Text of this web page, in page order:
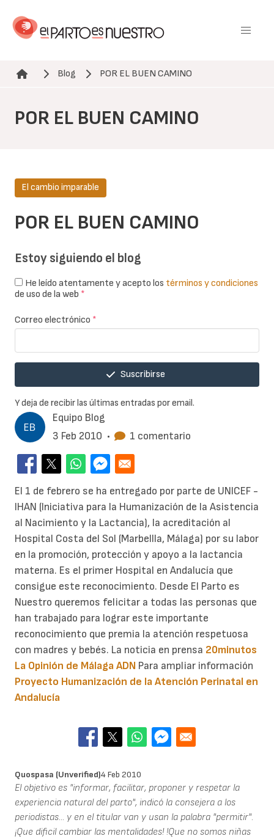
contenido
Ruta de navegación
Blog POR EL BUEN CAMINO
POR EL BUEN CAMINO
Equipo Blog
3 Feb 2010 • 1 comentario
POR EL BUEN CAMINO
El cambio imparable
El 1 de febrero se ha entregado por parte de UNICEF -
IHAN (Iniciativa para la Humanización de la Asistencia
al Nacimiento y la Lactancia), la acreditación al
Hospital Costa del Sol (Marbellla, Málaga) por su labor
en la promoción, protección y apoyo a la lactancia
materna. Es el primer Hospital en Andalucía que
consigue este reconocimiento. Desde El Parto es
Nuestro queremos felicitar a todas las personas que
han trabajado para lograr este importante
reconocimiento que premia la atención respetuosa
con madres y bebés. La noticia en prensa 20minutos
La Opinión de Málaga ADN Para ampliar información
Proyecto Humanización de la Atención Perinatal en
Andalucía
Quospasa (unverified)4 Feb 2010
El objetivo es "informar, facilitar, proponer y respetar la
experiencia natural del parto", indicó la consejera a los
periodistas... y en el titular van y usan la palabra "permitir".
¡Que dificil cambiar las mentalidades! !Que no somos niñas
Estoy siguiendo el blog
He leído atentamente y acepto los términos y condiciones
de uso de la web *
Correo electrónico *
Suscribirse
Y deja de recibir las últimas entradas por email.